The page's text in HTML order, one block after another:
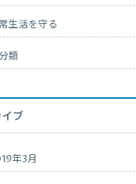
生活を守る
類
ブ
年3月